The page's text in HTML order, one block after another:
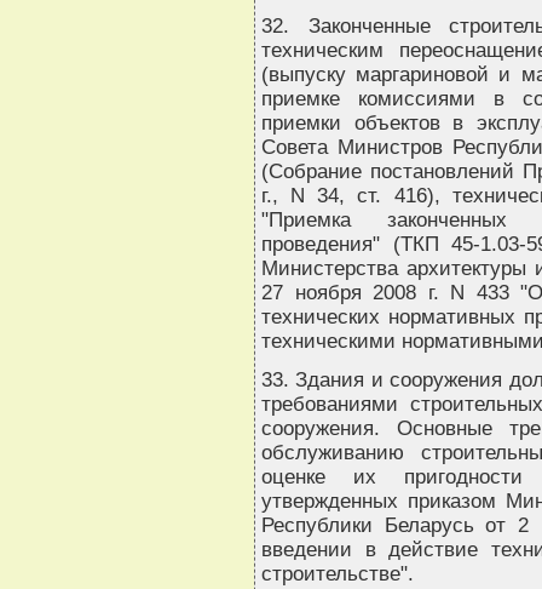
32. Законченные
техническим
(выпуску маргариновой и
приемке комиссиями в
приемки объектов в
Совета Министров
(Собрание постановлений
г., N 34, ст. 416),
"Приемка законченных
проведения" (ТКП 45-1.03-
Министерства архитектуры
27 ноября 2008 г. N 433
технических нормативных
техническими
33. Здания и сооружения
требованиями
сооружения. Основные
обслуживанию
оценке их
утвержденных приказом
Республики Беларусь от
введении в действие
строительстве".